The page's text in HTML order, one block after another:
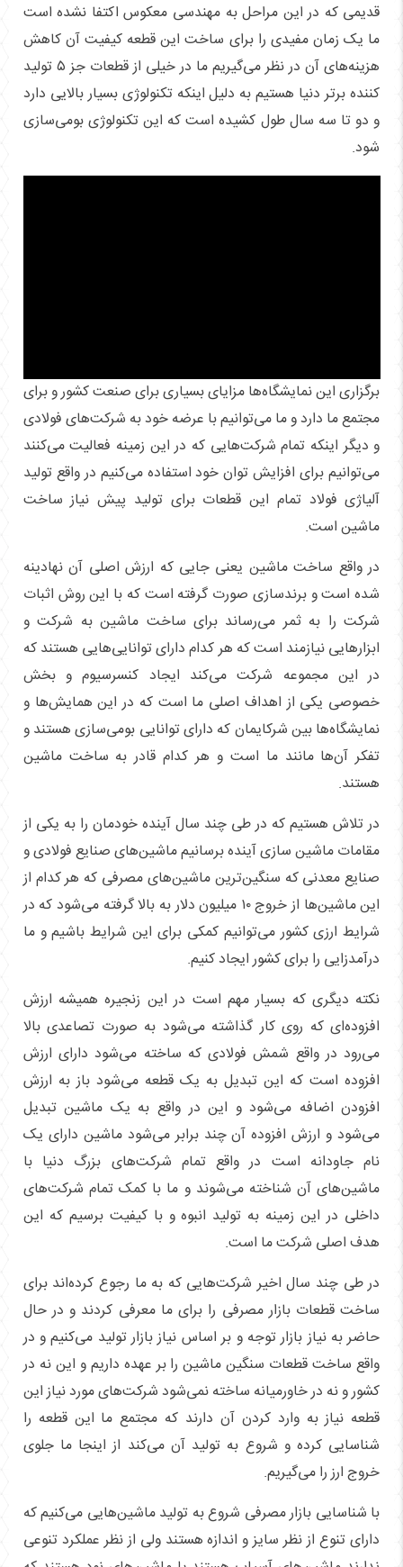
قدیمی که در این مراحل به مهندسی معکوس اکتفا نشده است
ما یک زمان مفیدی را برای ساخت این قطعه کیفیت آن کاهش
هزینه‌های آن در نظر می‌گیریم ما در خیلی از قطعات جز ۵ تولید
کننده برتر دنیا هستیم به دلیل اینکه تکنولوژی بسیار بالایی دارد
و دو تا سه سال طول کشیده است که این تکنولوژی بومی‌سازی
شود.
برگزاری این نمایشگاه‌ها مزایای بسیاری برای صنعت کشور و برای
مجتمع ما دارد و ما می‌توانیم با عرضه خود به شرکت‌های فولادی
و دیگر اینکه تمام شرکت‌هایی که در این زمینه فعالیت می‌کنند
می‌توانیم برای افزایش توان خود استفاده می‌کنیم در واقع تولید
آلیاژی فولاد تمام این قطعات برای تولید پیش نیاز ساخت
ماشین است.
در واقع ساخت ماشین یعنی جایی که ارزش اصلی آن نهادینه
شده است و برندسازی صورت گرفته است که با این روش اثبات
شرکت را به ثمر می‌رساند برای ساخت ماشین به شرکت و
ابزار‌هایی نیازمند است که هر کدام دارای توانایی‌هایی هستند که
در این مجموعه شرکت می‌کند ایجاد کنسرسیوم و بخش
خصوصی یکی از اهداف اصلی ما است که در این همایش‌ها و
نمایشگاه‌ها بین شرکایمان که دارای توانایی بومی‌سازی هستند و
تفکر آن‌ها مانند ما است و هر کدام قادر به ساخت ماشین
هستند.
در تلاش هستیم که در طی چند سال آینده خودمان را به یکی از
مقامات ماشین سازی آینده برسانیم ماشین‌های صنایع فولادی و
صنایع معدنی که سنگین‌ترین ماشین‌های مصرفی که هر کدام از
این ماشین‌ها از خروج ۱۰ میلیون دلار به بالا گرفته می‌شود که در
شرایط ارزی کشور می‌توانیم کمکی برای این شرایط باشیم و ما
درآمدزایی را برای کشور ایجاد کنیم.
نکته دیگری که بسیار مهم است در این زنجیره همیشه ارزش
افزوده‌ای که روی کار گذاشته می‌شود به صورت تصاعدی بالا
می‌رود در واقع شمش فولادی که ساخته می‌شود دارای ارزش
افزوده است که این تبدیل به یک قطعه می‌شود باز به ارزش
افزودن اضافه می‌شود و این در واقع به یک ماشین تبدیل
می‌شود و ارزش افزوده آن چند برابر می‌شود ماشین دارای یک
نام جاودانه است در واقع تمام شرکت‌های بزرگ دنیا با
ماشین‌های آن شناخته می‌شوند و ما با کمک تمام شرکت‌های
داخلی در این زمینه به تولید انبوه و با کیفیت برسیم که این
هدف اصلی شرکت ما است.
در طی چند سال اخیر شرکت‌هایی که به ما رجوع کرده‌اند برای
ساخت قطعات بازار مصرفی را برای ما معرفی کردند و در حال
حاضر به نیاز بازار توجه و بر اساس نیاز بازار تولید می‌کنیم و در
واقع ساخت قطعات سنگین ماشین را بر عهده داریم و این نه در
کشور و نه در خاورمیانه ساخته نمی‌شود شرکت‌های مورد نیاز این
قطعه نیاز به وارد کردن آن دارند که مجتمع ما این قطعه را
شناسایی کرده و شروع به تولید آن می‌کند از اینجا ما جلوی
خروج ارز را می‌گیریم.
با شناسایی بازار مصرفی شروع به تولید ماشین‌هایی می‌کنیم که
دارای تنوع از نظر سایز و اندازه هستند ولی از نظر عملکرد تنوعی